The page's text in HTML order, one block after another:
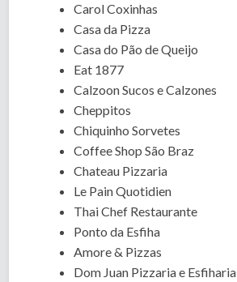
Carol Coxinhas
Casa da Pizza
Casa do Pão de Queijo
Eat 1877
Calzoon Sucos e Calzones
Cheppitos
Chiquinho Sorvetes
Coffee Shop São Braz
Chateau Pizzaria
Le Pain Quotidien
Thai Chef Restaurante
Ponto da Esfiha
Amore & Pizzas
Dom Juan Pizzaria e Esfiharia